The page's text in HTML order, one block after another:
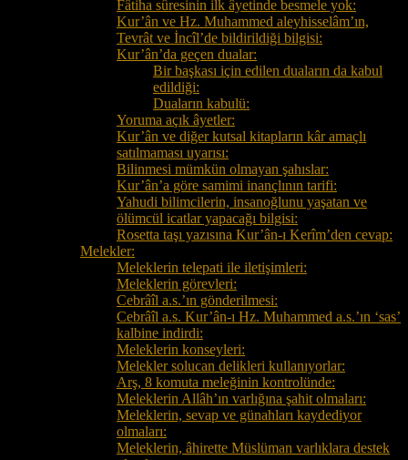
Fâtiha sûresinin ilk âyetinde besmele yok:
Kur’ân ve Hz. Muhammed aleyhisselâm’ın,
Tevrât ve İncîl’de bildirildiği bilgisi:
Kur’ân’da geçen dualar:
Bir başkası için edilen duaların da kabul
edildiği:
Duaların kabulü:
Yoruma açık âyetler:
Kur’ân ve diğer kutsal kitapların kâr amaçlı
satılmaması uyarısı:
Bilinmesi mümkün olmayan şahıslar:
Kur’ân’a göre samimi inançlının tarifi:
Yahudi bilimcilerin, insanoğlunu yaşatan ve
ölümcül icatlar yapacağı bilgisi:
Rosetta taşı yazısına Kur’ân-ı Kerîm’den cevap:
Melekler:
Meleklerin telepati ile iletişimleri:
Meleklerin görevleri:
Cebrâîl a.s.’ın gönderilmesi:
Cebrâîl a.s. Kur’ân-ı Hz. Muhammed a.s.’ın ‘sas’
kalbine indirdi:
Meleklerin konseyleri:
Melekler solucan delikleri kullanıyorlar:
Arş, 8 komuta meleğinin kontrolünde:
Meleklerin Allâh’ın varlığına şahit olmaları:
Meleklerin, sevap ve günahları kaydediyor
olmaları:
Meleklerin, âhirette Müslüman varlıklara destek